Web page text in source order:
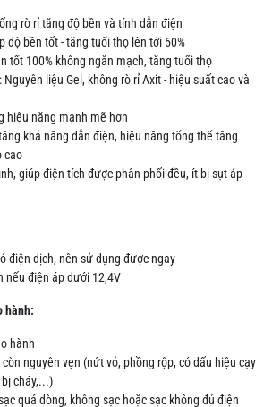
rò rỉ tăng độ bền và tính dẫn điện
độ bền tốt - tăng tuổi thọ lên tới 50%
tốt 100% không ngắn mạch, tăng tuổi thọ
liệu Gel, không rò rỉ Axit - hiệu suất cao và
hiệu năng mạnh mẽ hơn
khả năng dẫn điện, hiệu năng tổng thể tăng
tuổi thọ cao
giúp điện tích được phân phối đều, ít bị sụt áp
điện dịch, nên sử dụng được ngay
nếu điện áp dưới 12,4V
hành:
hành
nguyên vẹn (nứt vỏ, phồng rộp, có dấu hiệu cạy
cháy,...)
quá dòng, không sạc hoặc sạc không đủ điện